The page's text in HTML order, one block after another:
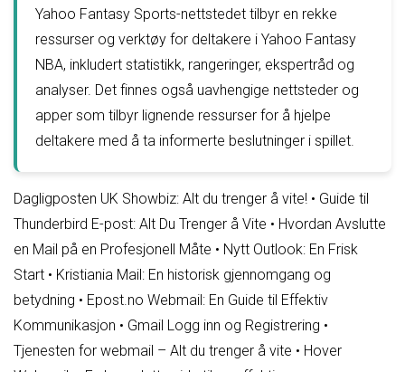
Yahoo Fantasy Sports-nettstedet tilbyr en rekke
ressurser og verktøy for deltakere i Yahoo Fantasy
NBA, inkludert statistikk, rangeringer, ekspertråd og
analyser. Det finnes også uavhengige nettsteder og
apper som tilbyr lignende ressurser for å hjelpe
deltakere med å ta informerte beslutninger i spillet.
Dagligposten UK Showbiz: Alt du trenger å vite! • Guide til
Thunderbird E-post: Alt Du Trenger å Vite • Hvordan Avslutte
en Mail på en Profesjonell Måte • Nytt Outlook: En Frisk
Start • Kristiania Mail: En historisk gjennomgang og
betydning • Epost.no Webmail: En Guide til Effektiv
Kommunikasjon • Gmail Logg inn og Registrering •
Tjenesten for webmail – Alt du trenger å vite • Hover